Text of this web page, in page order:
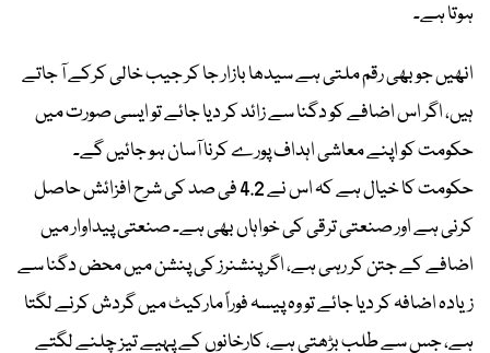
ہوتا ہے۔
انھیں جو بھی رقم ملتی ہے سیدھا بازار جا کر جیب خالی کرکے آ جاتے
ہیں، اگر اس اضافے کو دگنا سے زائد کر دیا جائے تو ایسی صورت میں
حکومت کو اپنے معاشی اہداف پورے کرنا آسان ہو جائیں گے۔
حکومت کا خیال ہے کہ اس نے 4.2 فی صد کی شرح افزائش حاصل
کرنی ہے اور صنعتی ترقی کی خواہاں بھی ہے۔ صنعتی پیداوار میں
اضافے کے جتن کر رہی ہے، اگر پنشنرز کی پنشن میں محض دگنا سے
زیادہ اضافہ کر دیا جائے تو وہ پیسہ فوراً مارکیٹ میں گردش کرنے لگتا
ہے، جس سے طلب بڑھتی ہے، کارخانوں کے پہیے تیز چلنے لگتے